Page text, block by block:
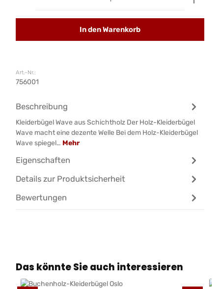
In den Warenkorb
Art.-Nr.:
756001
Beschreibung
Kleiderbügel Wave aus Schichtholz Der Holz-Kleiderbügel
Wave macht eine dezente Welle Bei dem Holz-Kleiderbügel
Wave spiegel… Mehr
Eigenschaften
Details zur Produktsicherheit
Bewertungen
Produktgalerie überspringen
Das könnte Sie auch interessieren